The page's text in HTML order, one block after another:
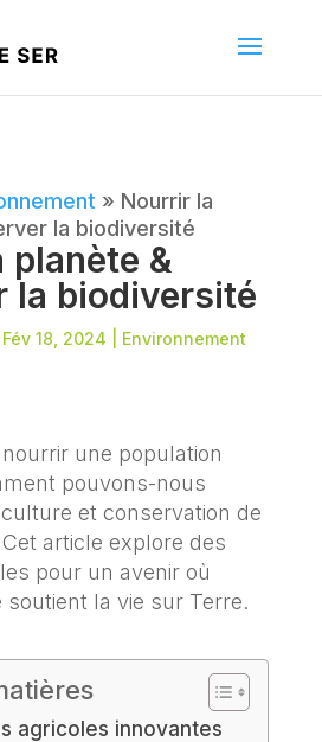
» Nourrir la
la biodiversité
planète &
la biodiversité
Fév 18, 2024 Environnement
une population
pouvons-nous
et conservation de
article explore des
pour un avenir où
soutient la vie sur Terre.
agricoles innovantes